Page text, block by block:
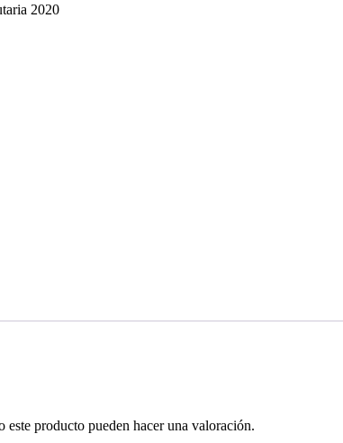
2020
este producto pueden hacer una valoración.